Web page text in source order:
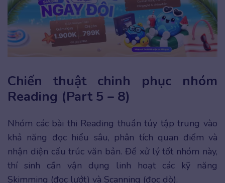
Chiến thuật chinh phục nhóm
Reading (Part 5 – 8)
Nhóm các bài thi Reading thuần túy tập trung vào
khả năng đọc hiểu sâu, phân tích quan điểm và
nhận diện cấu trúc văn bản. Để xử lý tốt nhóm này,
thí sinh cần vận dụng linh hoạt các kỹ năng
Skimming (đọc lướt) và Scanning (đọc dò).